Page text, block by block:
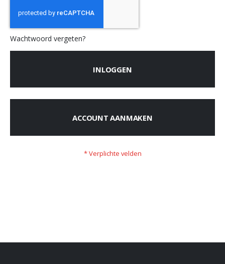
Wachtwoord vergeten?
INLOGGEN
ACCOUNT AANMAKEN